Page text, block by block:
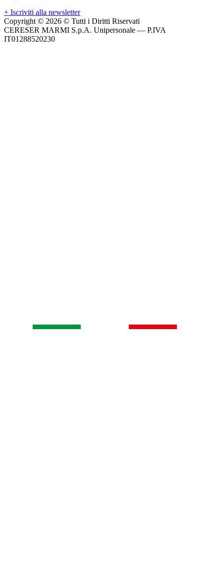
+ Iscriviti alla newsletter
Copyright © 2026 © Tutti i Diritti Riservati
CERESER MARMI S.p.A. Unipersonale — P.IVA
IT01288520230